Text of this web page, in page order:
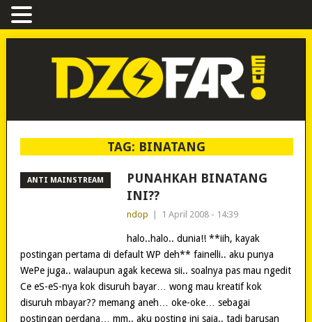
TAG: BINATANG
ANTI MAINSTREAM
PUNAHKAH BINATANG
INI??
ndop 1 April 2008 - 14:39
halo..halo.. dunia!! **iih, kayak
postingan pertama di default WP deh** fainelli.. aku punya
WePe juga.. walaupun agak kecewa sii.. soalnya pas mau ngedit
Ce eS-eS-nya kok disuruh bayar… wong mau kreatif kok
disuruh mbayar?? memang aneh… oke-oke… sebagai
postingan perdana… mm.. aku posting ini saja.. tadi barusan